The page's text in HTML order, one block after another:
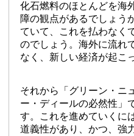
化石燃料のほとんどを海
障の観点があるでしょう
ていて、これを払わなく
のでしょう。海外に流れ
なく、新しい経済が起こ
それから「グリーン・ニュ
ー・ディールの必然性」
す。これを進めていくには
道義性があり、かつ、強